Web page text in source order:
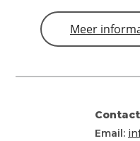
Meer
Contact
Email: